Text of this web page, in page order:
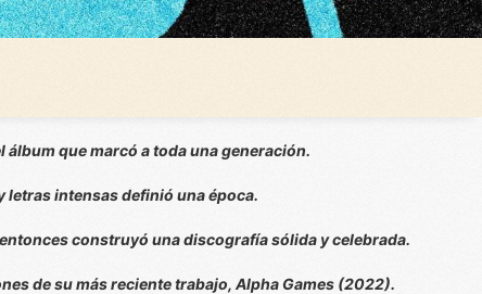
álbum que marcó a toda una generación.
intensas definió una época.
construyó una discografía sólida y celebrada.
de su más reciente trabajo, Alpha Games (2022).